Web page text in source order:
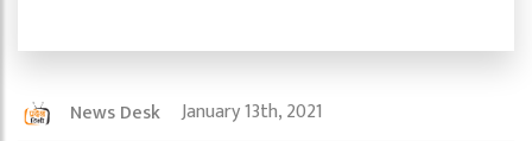
News Desk January 13th, 2021